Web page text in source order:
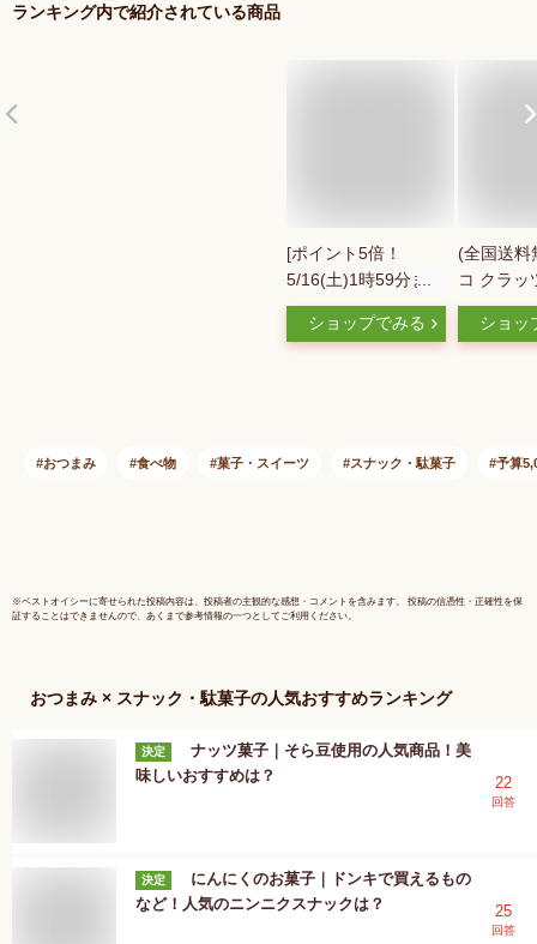
ランキング内で紹介されている商品
[ポイント5倍！
5/16(土)1時59分まで
全品対象エントリー
&購入]岩塚製菓 ふわ
グルテンフリー 袋
ショップでみる
(全国送料
コ クラッ
【8コ入
のマーチ
ショッ
おつまみ 食べ物 菓子・スイーツ スナック・駄菓子 予算
※ベストオイシーに寄せられた投稿内容は、投稿者の主観的な感想・コメントを含みます。 投稿の信憑性・正確性を保
証することはできませんので、あくまで参考情報の一つとしてご利用ください。
おつまみ × スナック・駄菓子の人気おすすめランキング
決定
ナッツ菓子｜そら豆使用の人気商品！美
味しいおすすめは？
22
回答
決定
にんにくのお菓子｜ドンキで買えるもの
など！人気のニンニクスナックは？
25
回答